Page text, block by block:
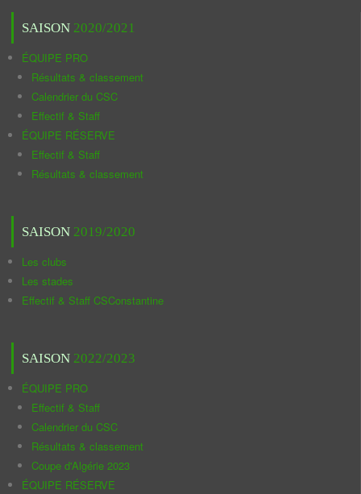
SAISON 2020/2021
ÉQUIPE PRO
Résultats & classement
Calendrier du CSC
Effectif & Staff
ÉQUIPE RÉSERVE
Effectif & Staff
Résultats & classement
SAISON 2019/2020
Les clubs
Les stades
Effectif & Staff CSConstantine
SAISON 2022/2023
ÉQUIPE PRO
Effectif & Staff
Calendrier du CSC
Résultats & classement
Coupe d'Algérie 2023
ÉQUIPE RÉSERVE